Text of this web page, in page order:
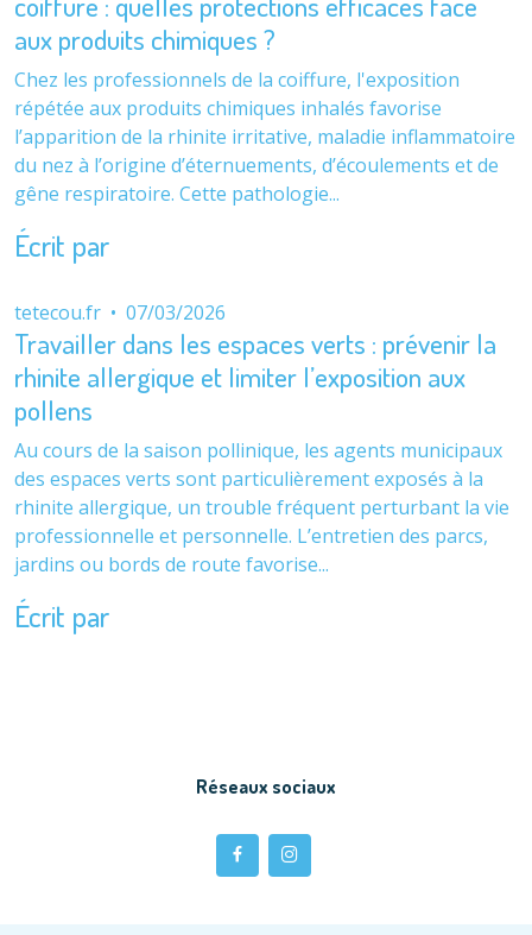
aux produits chimiques ?
Chez les professionnels de la coiffure, l'exposition
répétée aux produits chimiques inhalés favorise
l’apparition de la rhinite irritative, maladie inflammatoire
du nez à l’origine d’éternuements, d’écoulements et de
gêne respiratoire. Cette pathologie...
Écrit par
tetecou.fr • 07/03/2026
Travailler dans les espaces verts : prévenir la
rhinite allergique et limiter l’exposition aux
pollens
Au cours de la saison pollinique, les agents municipaux
des espaces verts sont particulièrement exposés à la
rhinite allergique, un trouble fréquent perturbant la vie
professionnelle et personnelle. L’entretien des parcs,
jardins ou bords de route favorise...
Écrit par
Réseaux sociaux